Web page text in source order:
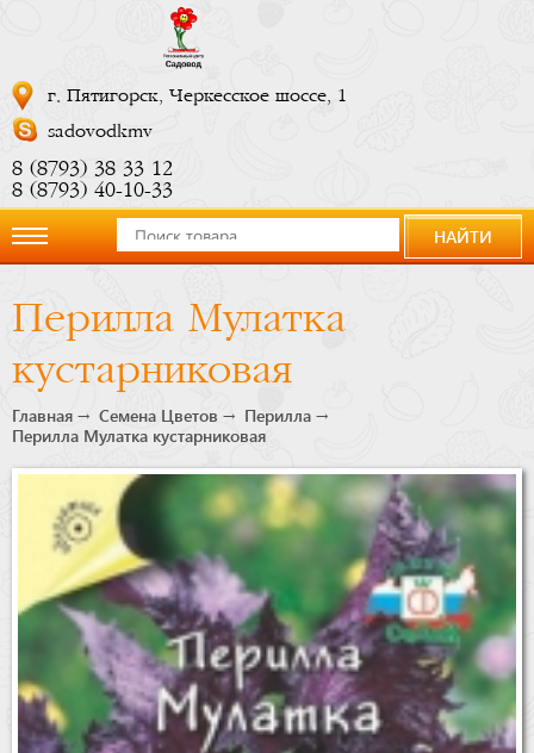
г. Пятигорск, Черкесское шоссе, 1
sadovodkmv
8 (8793) 38 33 12
8 (8793) 40-10-33
компании
Новости
Купить
сейчас
Бренды
Доставка
Оптовикам
НАЙТИ
Перилла Мулатка
кустарниковая
Главная Семена Цветов
Перилла
Перилла Мулатка кустарниковая